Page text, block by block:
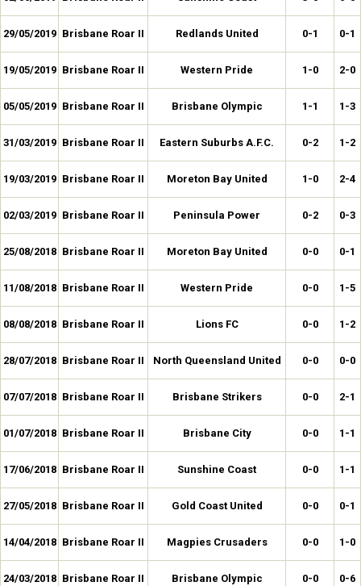
29/05/2019 Brisbane Roar II Redlands United 0-1 0-1
19/05/2019 Brisbane Roar II Western Pride 1-0 2-0
05/05/2019 Brisbane Roar II Brisbane Olympic 1-1 1-3
31/03/2019 Brisbane Roar II Eastern Suburbs A.F.C. 0-2 1-2
19/03/2019 Brisbane Roar II Moreton Bay United 1-0 2-4
02/03/2019 Brisbane Roar II Peninsula Power 0-2 0-3
25/08/2018 Brisbane Roar II Moreton Bay United 0-0 0-1
11/08/2018 Brisbane Roar II Western Pride 0-0 1-5
08/08/2018 Brisbane Roar II Lions FC 0-0 1-2
28/07/2018 Brisbane Roar II North Queensland United 0-0 0-0
07/07/2018 Brisbane Roar II Brisbane Strikers 0-0 2-1
01/07/2018 Brisbane Roar II Brisbane City 0-0 1-1
17/06/2018 Brisbane Roar II Sunshine Coast 0-0 1-1
27/05/2018 Brisbane Roar II Gold Coast United 0-0 0-1
14/04/2018 Brisbane Roar II Magpies Crusaders 0-0 1-0
24/03/2018 Brisbane Roar II Brisbane Olympic 0-0 0-6